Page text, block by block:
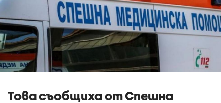
Това съобщиха от Спешна